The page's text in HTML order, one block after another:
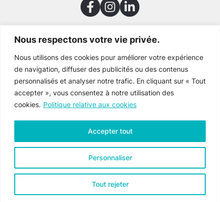
Nous respectons votre vie privée.
Nous utilisons des cookies pour améliorer votre expérience
de navigation, diffuser des publicités ou des contenus
personnalisés et analyser notre trafic. En cliquant sur « Tout
accepter », vous consentez à notre utilisation des
cookies. Politique relative aux cookies
Personnaliser
Tout rejeter
Accepter tout
Merci à nos partenaires
Culture Gaspésie © 2026 Tous droits réservés